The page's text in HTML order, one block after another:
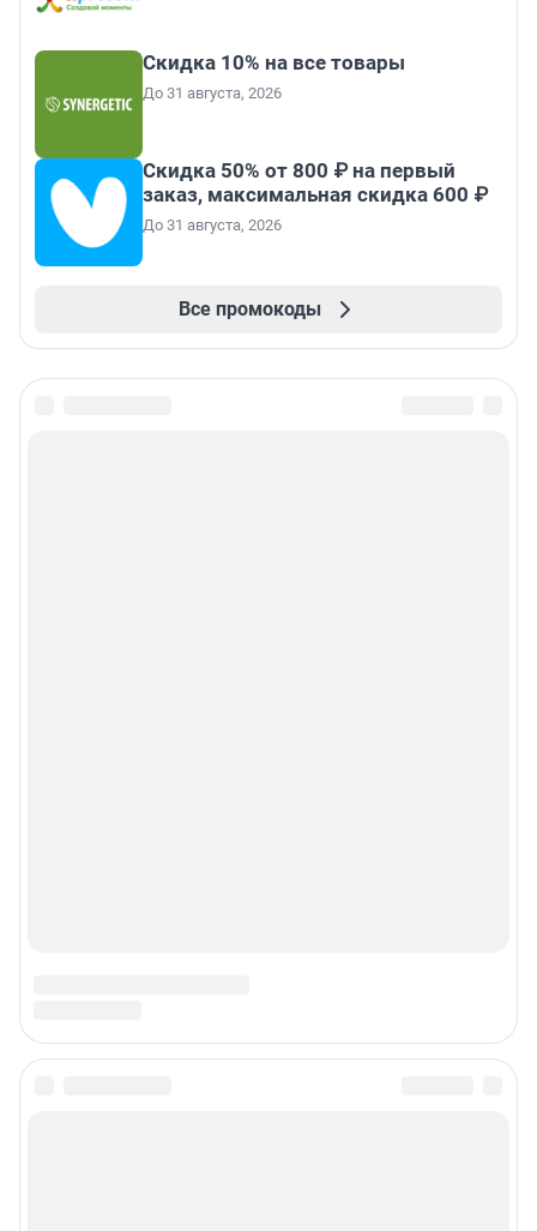
Скидка 10% на все товары
До 31 августа, 2026
Скидка 50% от 800 ₽ на первый
заказ, максимальная скидка 600 ₽
До 31 августа, 2026
Все промокоды